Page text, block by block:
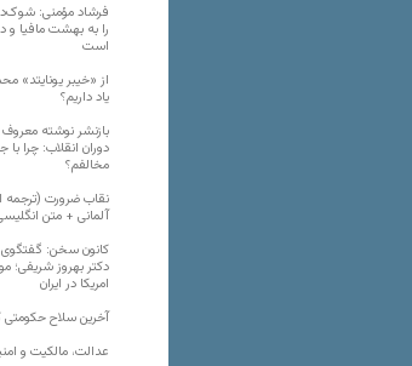
فرشاد مؤمنی:
را به بهشت مافیا و
است
از «خیبر یونایتد»
یاد داریم؟
بازنشر نوشته
دوران انقلاب: چرا
مخالفم؟
نقاب ضرورت (ترجمه
آلمانی + متن
کانون سخن: گفتگوی
دکتر بهروز شریفی؛
امریکا در ایران
آخرین سلاح حکومتی
عدالت، مالکیت و